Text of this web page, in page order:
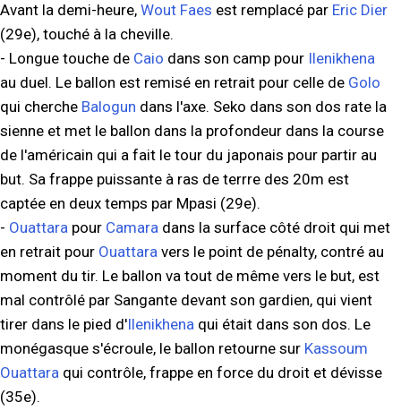
Avant la demi-heure, Wout Faes est remplacé par Eric Dier
(29e), touché à la cheville.
- Longue touche de Caio dans son camp pour Ilenikhena
au duel. Le ballon est remisé en retrait pour celle de Golo
qui cherche Balogun dans l'axe. Seko dans son dos rate la
sienne et met le ballon dans la profondeur dans la course
de l'américain qui a fait le tour du japonais pour partir au
but. Sa frappe puissante à ras de terrre des 20m est
captée en deux temps par Mpasi (29e).
- Ouattara pour Camara dans la surface côté droit qui met
en retrait pour Ouattara vers le point de pénalty, contré au
moment du tir. Le ballon va tout de même vers le but, est
mal contrôlé par Sangante devant son gardien, qui vient
tirer dans le pied d'Ilenikhena qui était dans son dos. Le
monégasque s'écroule, le ballon retourne sur Kassoum
Ouattara qui contrôle, frappe en force du droit et dévisse
(35e).